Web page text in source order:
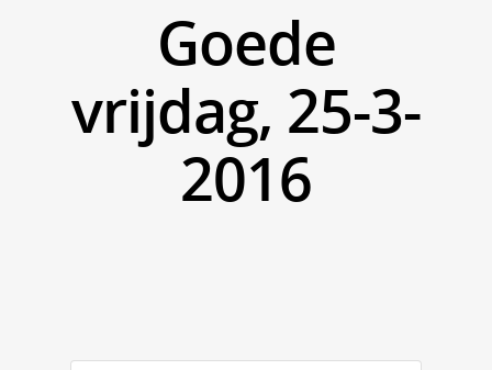
Goede
vrijdag, 25-3-
2016